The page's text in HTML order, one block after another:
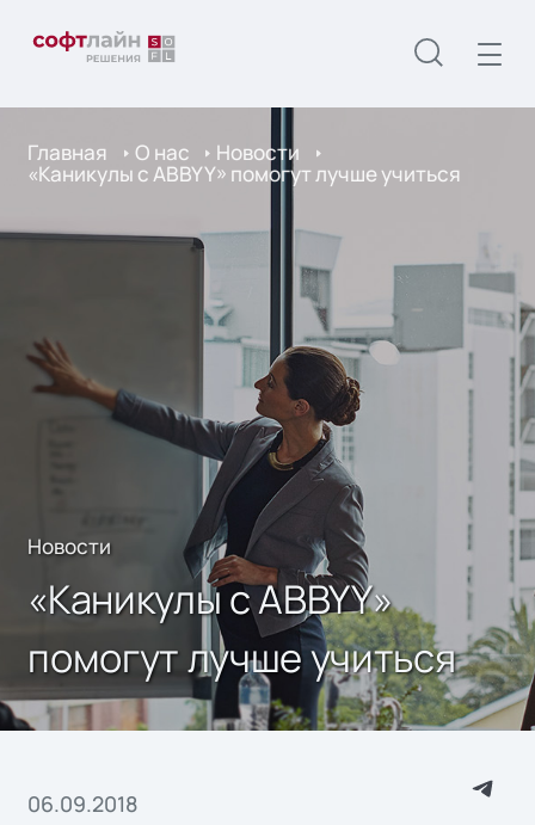
Главная О нас Новости
«Каникулы с ABBYY» помогут лучше учиться
Новости
«Каникулы с ABBYY»
помогут лучше учиться
06.09.2018